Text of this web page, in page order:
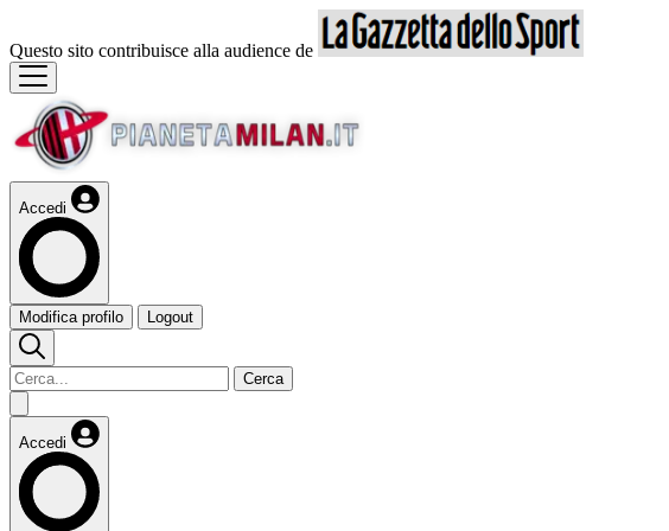
Questo sito contribuisce alla audience de
Accedi
Modifica profilo Logout
Cerca
Accedi